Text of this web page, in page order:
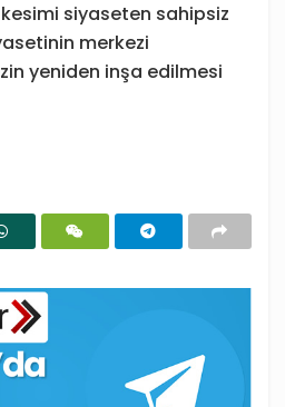
siyaseten sahipsiz
merkezi
yeniden inşa edilmesi